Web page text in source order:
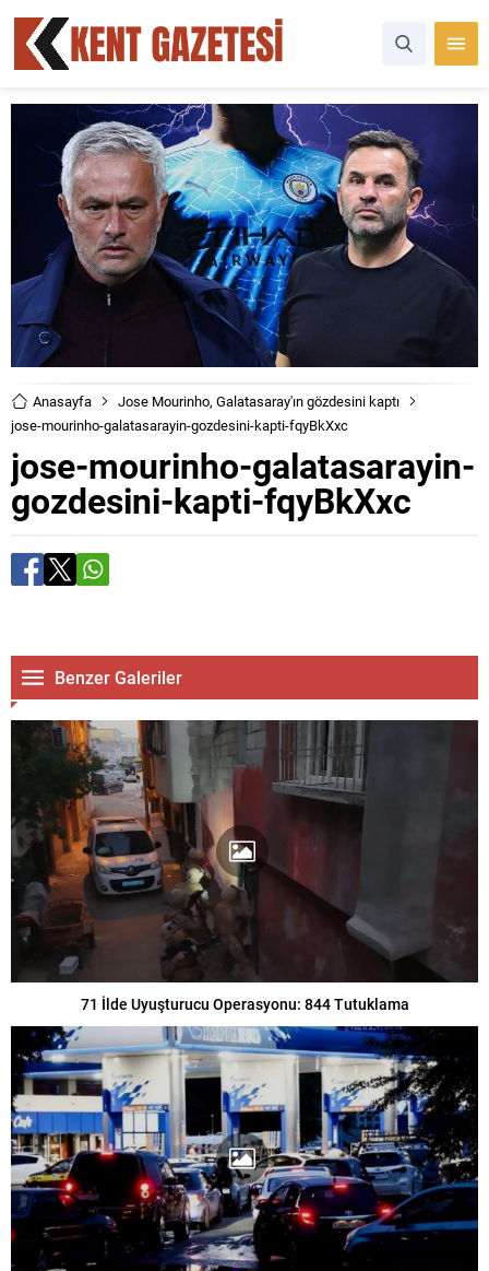
Anasayfa
Jose Mourinho, Galatasaray'ın gözdesini kaptı
jose-mourinho-galatasarayin-gozdesini-kapti-fqyBkXxc
jose-mourinho-galatasarayin-
gozdesini-kapti-fqyBkXxc
Benzer Galeriler
71 İlde Uyuşturucu Operasyonu: 844 Tutuklama